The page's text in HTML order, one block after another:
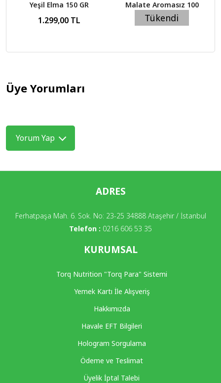
Yeşil Elma 150 GR
1.299,00 TL
Malate Aromasız 100
Gr
249,00 TL
Tükendi
Üye Yorumları
Yorum Yap
ADRES
Ferhatpaşa Mah. 6. Sok. No: 23-25 34888 Ataşehir / İstanbul
Telefon : 0216 606 53 35
KURUMSAL
Torq Nutrition "Torq Para" Sistemi
Yemek Kartı İle Alışveriş
Hakkımızda
Havale EFT Bilgileri
Hologram Sorgulama
Ödeme ve Teslimat
Üyelik İptal Talebi